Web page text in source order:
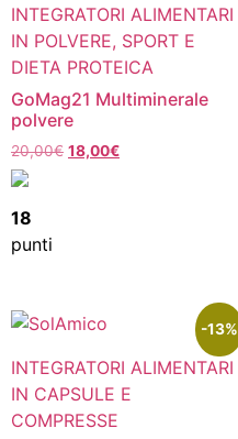
INTEGRATORI ALIMENTARI
IN POLVERE, SPORT E
DIETA PROTEICA
GoMag21 Multiminerale
polvere
20,00€ 18,00€
18
punti
-13%
INTEGRATORI ALIMENTARI
IN CAPSULE E
COMPRESSE